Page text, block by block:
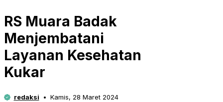
RS Muara Badak
Menjembatani
Layanan Kesehatan
Kukar
redaksi Kamis, 28 Maret 2024